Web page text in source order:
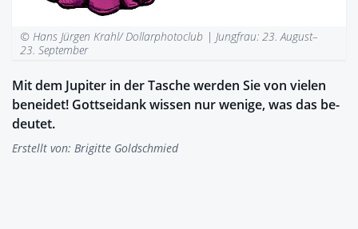
© Hans Jürgen Krahl/ Dollarphotoclub |Jungfrau: 23. August–
23. September
Mit dem Ju­pi­ter in der Ta­sche wer­den Sie von vie­len
be­nei­det! Gott­sei­dank wis­sen nur we­ni­ge, was das be­
deu­tet.
Erstellt von: Brigitte Goldschmied